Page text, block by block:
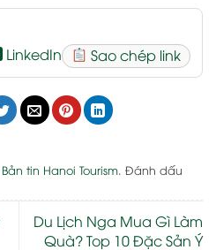
LinkedIn Sao chép link
Bản tin Hanoi Tourism. Đánh dấu
Du Lịch Nga Mua Gì Làm
Quà? Top 10 Đặc Sản Ý